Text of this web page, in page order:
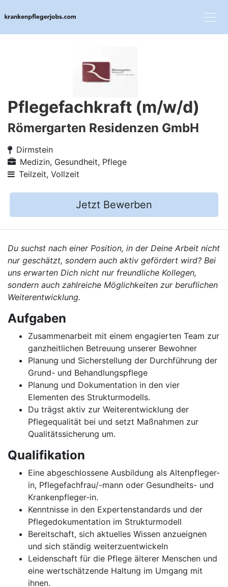
Pflegefachkraft (m/w/d)
Römergarten Residenzen GmbH
Dirmstein
Medizin, Gesundheit, Pflege
Teilzeit, Vollzeit
Jetzt Bewerben
Du suchst nach einer Position, in der Deine Arbeit nicht
nur geschätzt, sondern auch aktiv gefördert wird? Bei
uns erwarten Dich nicht nur freundliche Kollegen,
sondern auch zahlreiche Möglichkeiten zur beruflichen
Weiterentwicklung.
Aufgaben
Zusammenarbeit mit einem engagierten Team zur
ganzheitlichen Betreuung unserer Bewohner
Planung und Sicherstellung der Durchführung der
Grund- und Behandlungspflege
Planung und Dokumentation in den vier
Elementen des Strukturmodells.
Du trägst aktiv zur Weiterentwicklung der
Pflegequalität bei und setzt Maßnahmen zur
Qualitätssicherung um.
Qualifikation
Eine abgeschlossene Ausbildung als Altenpfleger-
in, Pflegefachfrau/-mann oder Gesundheits- und
Krankenpfleger-in.
Kenntnisse in den Expertenstandards und der
Pflegedokumentation im Strukturmodell
Bereitschaft, sich aktuelles Wissen anzueignen
und sich ständig weiterzuentwickeln
Leidenschaft für die Pflege älterer Menschen und
eine wertschätzende Haltung im Umgang mit
ihnen.